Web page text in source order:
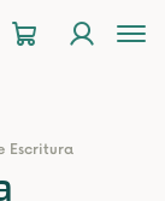
Escritura